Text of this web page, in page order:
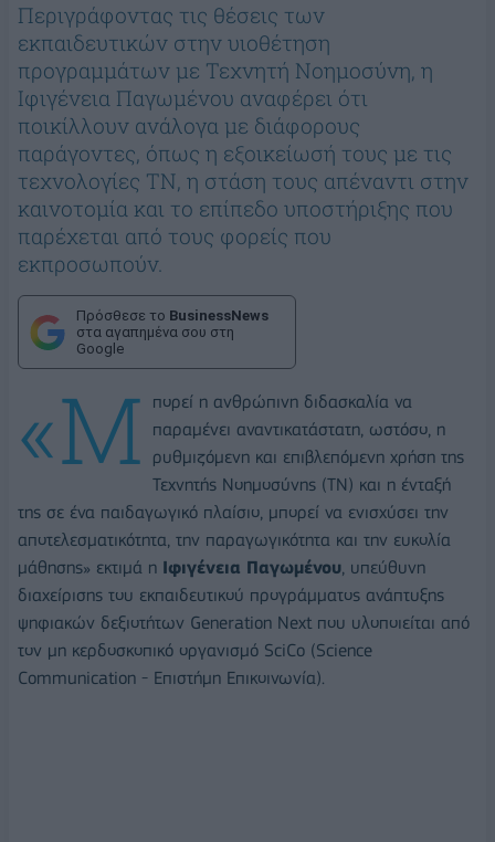
Περιγράφοντας τις θέσεις των
εκπαιδευτικών στην υιοθέτηση
προγραμμάτων με Τεχνητή Νοημοσύνη, η
Ιφιγένεια Παγωμένου αναφέρει ότι
ποικίλλουν ανάλογα με διάφορους
παράγοντες, όπως η εξοικείωσή τους με τις
τεχνολογίες ΤΝ, η στάση τους απέναντι στην
καινοτομία και το επίπεδο υποστήριξης που
παρέχεται από τους φορείς που
εκπροσωπούν.
Πρόσθεσε το BusinessNews
στα αγαπημένα σου στη
Google
«Μ
πορεί η ανθρώπινη διδασκαλία να
παραμένει αναντικατάστατη, ωστόσο, η
ρυθμιζόμενη και επιβλεπόμενη χρήση της
Τεχνητής Νοημοσύνης (ΤΝ) και η ένταξή
της σε ένα παιδαγωγικό πλαίσιο, μπορεί να ενισχύσει την
αποτελεσματικότητα, την παραγωγικότητα και την ευκολία
μάθησης» εκτιμά η Ιφιγένεια Παγωμένου, υπεύθυνη
διαχείρισης του εκπαιδευτικού προγράμματος ανάπτυξης
ψηφιακών δεξιοτήτων Generation Next που υλοποιείται από
τον μη κερδοσκοπικό οργανισμό SciCo (Science
Communication - Επιστήμη Επικοινωνία).